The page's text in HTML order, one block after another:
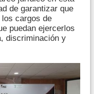
de garantizar que
cargos de
puedan ejercerlos
discriminación y